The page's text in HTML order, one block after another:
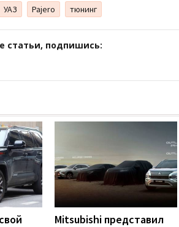
УАЗ Pajero тюнинг
статьи, подпишись:
Mitsubishi представил